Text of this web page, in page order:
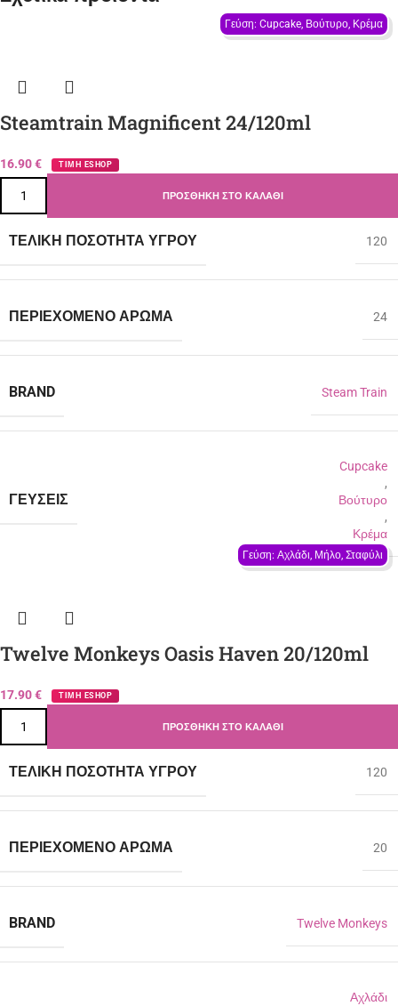
Γεύση: Cupcake, Βούτυρο, Κρέμα
Steamtrain Magnificent 24/120ml
16.90€ ΤΙΜΗ ESHOP
ΠΡΟΣΘΉΚΗ ΣΤΟ ΚΑΛΆΘΙ
ΤΕΛΙΚΉ ΠΟΣΌΤΗΤΑ ΥΓΡΟΎ 120
ΠΕΡΙΈΧΟΜΕΝΟ ΆΡΩΜΑ 24
BRAND Steam Train
ΓΕΎΣΕΙΣ
Cupcake
,
Βούτυρο
,
Κρέμα
Γεύση: Αχλάδι, Μήλο, Σταφύλι
Twelve Monkeys Oasis Haven 20/120ml
17.90€ ΤΙΜΗ ESHOP
ΠΡΟΣΘΉΚΗ ΣΤΟ ΚΑΛΆΘΙ
ΤΕΛΙΚΉ ΠΟΣΌΤΗΤΑ ΥΓΡΟΎ 120
ΠΕΡΙΈΧΟΜΕΝΟ ΆΡΩΜΑ 20
BRAND Twelve Monkeys
Αχλάδι